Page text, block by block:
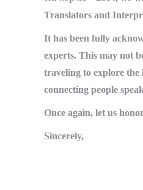
Translators and
It has been fully
experts. This may not
traveling to explore the
connecting people
Once again, let us
Sincerely,